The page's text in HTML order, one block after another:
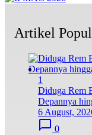
Artikel
1
Diduga Rem
Depannya
6 August,
0